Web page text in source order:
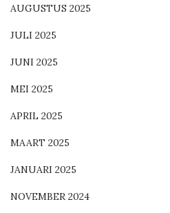
AUGUSTUS 2025
JULI 2025
JUNI 2025
MEI 2025
APRIL 2025
MAART 2025
JANUARI 2025
NOVEMBER 2024